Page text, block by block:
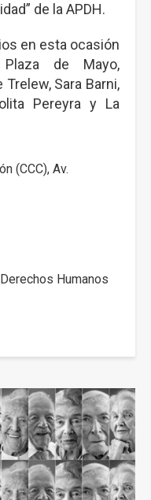
de la APDH.
en esta ocasión
de Mayo,
Sara Barni,
Pereyra y La
(CCC), Av.
Humanos